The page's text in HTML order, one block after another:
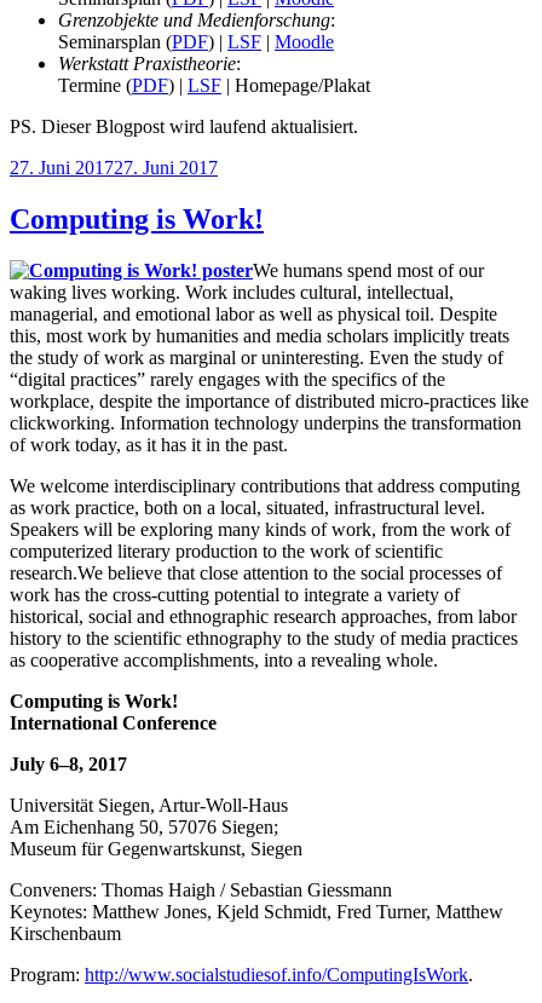
Grenzobjekte und Medienforschung:
Seminarsplan (PDF) | LSF | Moodle
Werkstatt Praxistheorie:
Termine (PDF) | LSF | Homepage/Plakat
PS. Dieser Blogpost wird laufend aktualisiert.
Veröffentlicht
27. Juni 201727. Juni 2017
Computing is Work!
We humans spend most of our
waking lives working. Work includes cultural, intellectual,
managerial, and emotional labor as well as physical toil. Despite
this, most work by humanities and media scholars implicitly treats
the study of work as marginal or uninteresting. Even the study of
“digital practices” rarely engages with the specifics of the
workplace, despite the importance of distributed micro-practices like
clickworking. Information technology underpins the transformation
of work today, as it has it in the past.
We welcome interdisciplinary contributions that address computing
as work practice, both on a local, situated, infrastructural level.
Speakers will be exploring many kinds of work, from the work of
computerized literary production to the work of scientific
research.We believe that close attention to the social processes of
work has the cross-cutting potential to integrate a variety of
historical, social and ethnographic research approaches, from labor
history to the scientific ethnography to the study of media practices
as cooperative accomplishments, into a revealing whole.
Computing is Work!
International Conference
July 6–8, 2017
Universität Siegen, Artur-Woll-Haus
Am Eichenhang 50, 57076 Siegen;
Museum für Gegenwartskunst, Siegen
Conveners: Thomas Haigh / Sebastian Giessmann
Keynotes: Matthew Jones, Kjeld Schmidt, Fred Turner, Matthew
Kirschenbaum
Program: http://www.socialstudiesof.info/ComputingIsWork.